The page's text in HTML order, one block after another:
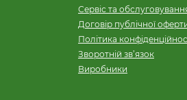
Сервіс та
Договір публічної
Політика
Зворотній зв’язок
Виробники